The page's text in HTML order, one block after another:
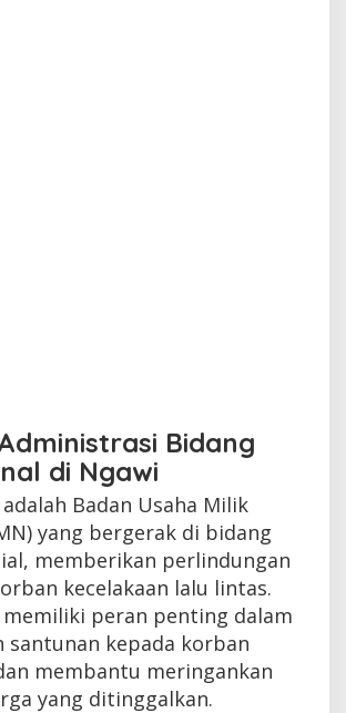
Bidang
di Ngawi
adalah Badan Usaha Milik
yang bergerak di bidang
memberikan perlindungan
kecelakaan lalu lintas.
memiliki peran penting dalam
santunan kepada korban
membantu meringankan
yang ditinggalkan.